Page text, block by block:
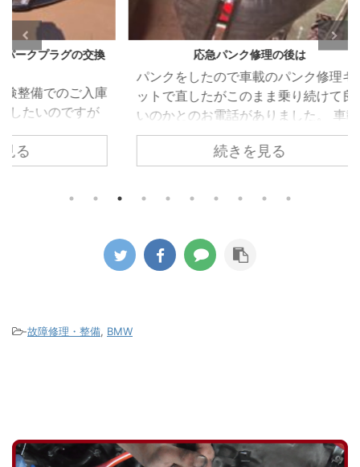
交換
入庫
すが
ール
め簡
しか
ませ
応急パンク修理の後は
パンクをしたので車載のパンク修理キ
ットで直したがこのまま乗り続けて良
いのかとのお電話がありました。 車載
のパンク修理キットはあくまでも応急
的に使うものなのでパンク修理箇所の
伝えしてご来店いただきました。 昨今
しています。 修理剤を使用したタイヤ
がどのようになっているか診ていきま
が大量に出てきます。 この液剤がパン
続きを見る
VW
VW
受け
れた
れて
-故障修理・整備, BMW